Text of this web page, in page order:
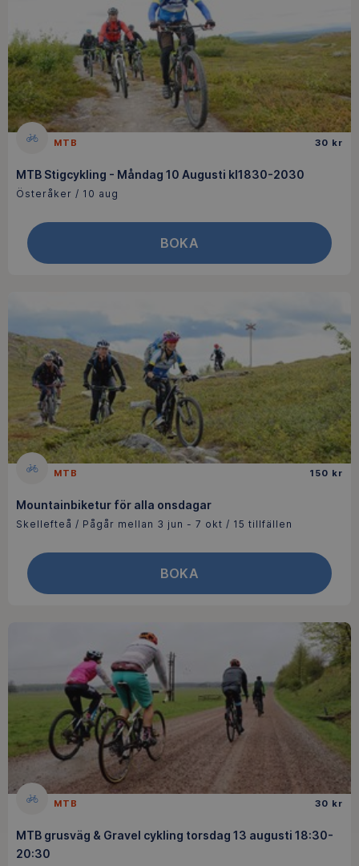
MTB 30 kr
MTB Stigcykling - Måndag 10 Augusti kl1830-2030
Österåker / 10 aug
BOKA
MTB 150 kr
Mountainbiketur för alla onsdagar
Skellefteå / Pågår mellan 3 jun - 7 okt / 15 tillfällen
BOKA
MTB 30 kr
MTB grusväg & Gravel cykling torsdag 13 augusti 18:30-
20:30